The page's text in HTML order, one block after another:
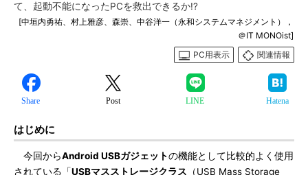
て、起動不能になったPCを救出できるか!?
[中垣内勇祐、村上雅彦、森崇、中谷洋一（永和システムマネジメント），
＠IT MONOist]
PC用表示
関連情報
Share Post LINE Hatena
はじめに
今回からAndroid USBガジェットの機能として比較的よく使用
されている「USBマスストレージクラス （USB Mass Storage